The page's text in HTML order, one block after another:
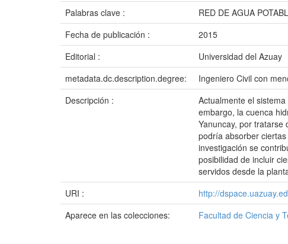
Palabras clave :
RED DE AGUA
Fecha de publicación :
2015
Editorial :
Universidad del Azuay
metadata.dc.description.degree:
Ingeniero Civil con
Descripción :
Actualmente el
embargo, la cuenca
Yanuncay, por
podría absorber
investigación se
posibilidad de incluir
servidos desde la
URI :
http://
Aparece en las colecciones:
Facultad de Ciencia y